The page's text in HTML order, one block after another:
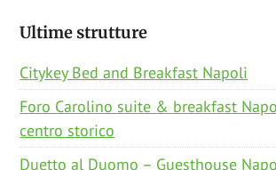
Footer
Ultime strutture
Citykey Bed and Breakfast Napoli
Foro Carolino suite & breakfast
centro storico
Duetto al Duomo – Guesthouse